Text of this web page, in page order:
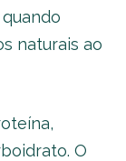
naturais ao
O